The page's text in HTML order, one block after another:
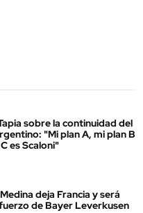
sobre la continuidad del
"Mi plan A, mi plan B
es Scaloni"
deja Francia y será
de Bayer Leverkusen